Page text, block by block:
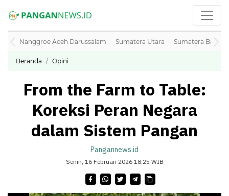
Nanggroe Aceh Darussalam Sumatera Utara Sumatera Barat
Beranda Opini
From the Farm to Table:
Koreksi Peran Negara
dalam Sistem Pangan
Pangannews.id
Senin, 16 Februari 2026 18:25 WIB